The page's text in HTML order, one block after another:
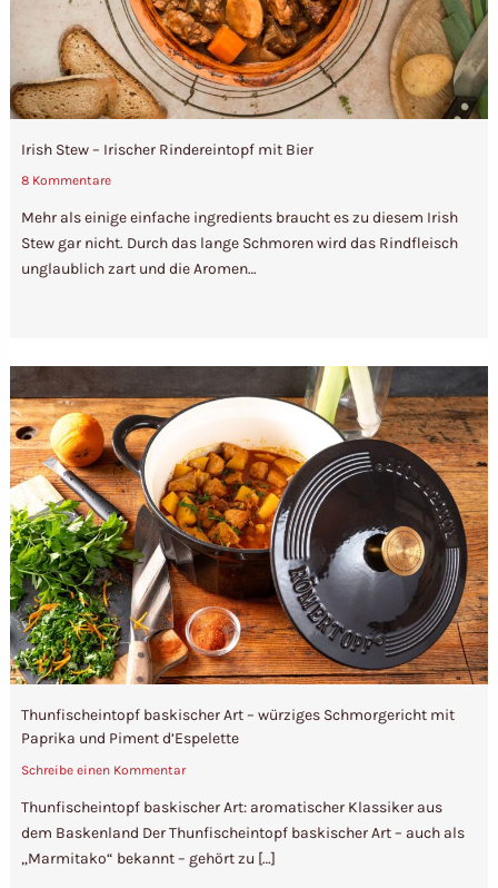
Irish Stew – Irischer Rindereintopf mit Bier
8 Kommentare
Mehr als einige einfache ingredients braucht es zu diesem Irish
Stew gar nicht. Durch das lange Schmoren wird das Rindfleisch
unglaublich zart und die Aromen…
Thunfischeintopf baskischer Art – würziges Schmorgericht mit
Paprika und Piment d’Espelette
Schreibe einen Kommentar
Thunfischeintopf baskischer Art: aromatischer Klassiker aus
dem Baskenland Der Thunfischeintopf baskischer Art – auch als
„Marmitako“ bekannt – gehört zu […]